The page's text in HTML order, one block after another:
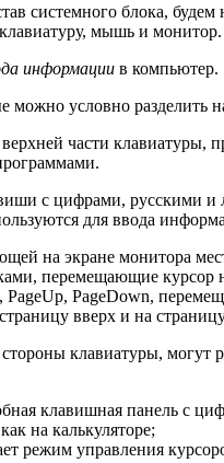
системного блока,
мышь и монитор.
информации в компьютер.
можно условно разделить
части клавиатуры,
с цифрами, русскими и
для ввода
на экране монитора
перемещающие курсор
PageDown,
вверх и на
клавиатуры, могут
клавишная панель с
на калькуляторе;
режим управления